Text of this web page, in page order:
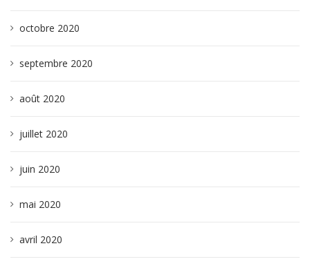
octobre 2020
septembre 2020
août 2020
juillet 2020
juin 2020
mai 2020
avril 2020